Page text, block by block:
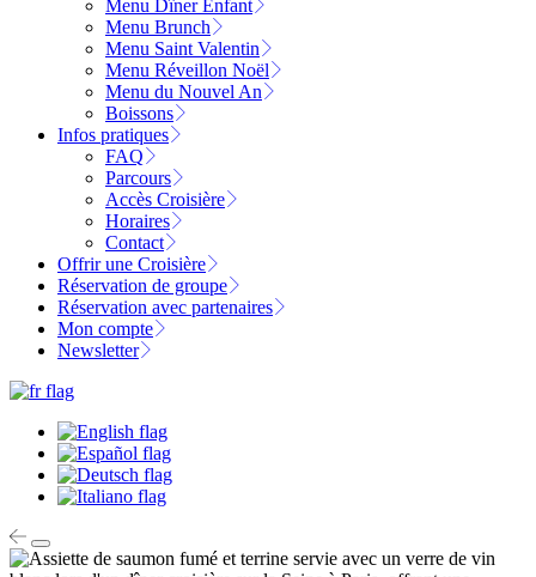
Menu Dîner Enfant
Menu Brunch
Menu Saint Valentin
Menu Réveillon Noël
Menu du Nouvel An
Boissons
Infos pratiques
FAQ
Parcours
Accès Croisière
Horaires
Contact
Offrir une Croisière
Réservation de groupe
Réservation avec partenaires
Mon compte
Newsletter